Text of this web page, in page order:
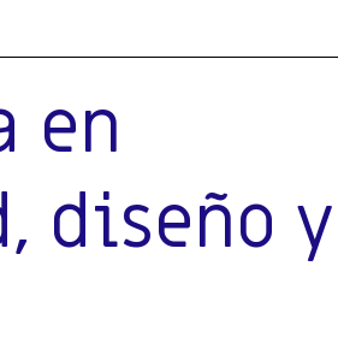
en
diseño y